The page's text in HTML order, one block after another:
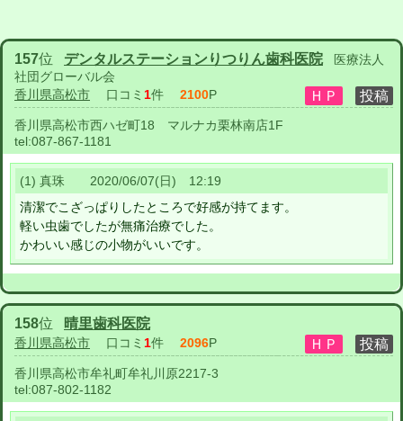
157位 デンタルステーションりつりん歯科医院
医療法人
社団グローバル会
香川県高松市 口コミ 1件 2100P
香川県高松市西ハゼ町18 マルナカ栗林南店1F
tel:087-867-1181
(1) 真珠 2020/06/07(日) 12:19
清潔でこざっぱりしたところで好感が持てます。
軽い虫歯でしたが無痛治療でした。
かわいい感じの小物がいいです。
158位 晴里歯科医院
香川県高松市 口コミ 1件 2096P
香川県高松市牟礼町牟礼川原2217-3
tel:087-802-1182